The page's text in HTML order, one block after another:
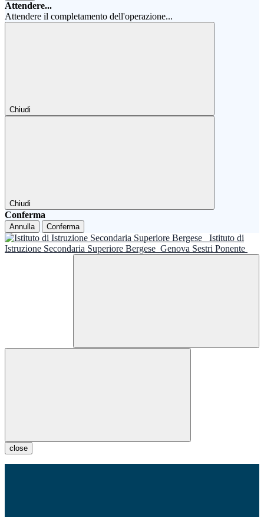
Attendere...
Attendere il completamento dell'operazione...
Chiudi
Chiudi
Conferma
Annulla Conferma
Istituto di
Istruzione Secondaria Superiore Bergese Genova Sestri Ponente
close